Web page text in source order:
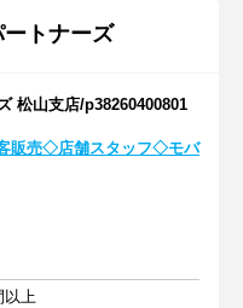
トナーズ
松山支店/p38260400801
客販売◇店舗スタッフ◇モバ
以上